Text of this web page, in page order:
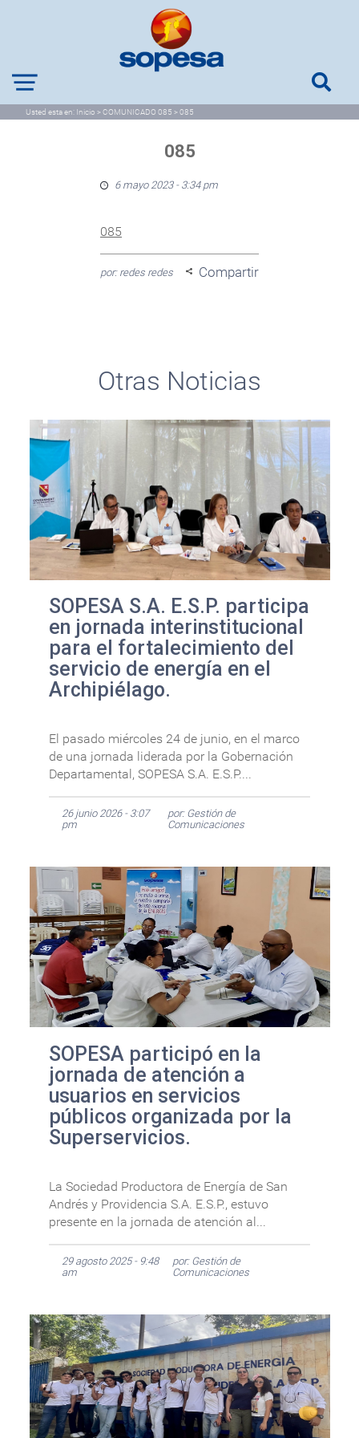
Usted esta en: Inicio > COMUNICADO 085 > 085
085
6 mayo 2023 - 3:34 pm
085
por: redes redes Compartir
Otras Noticias
SOPESA S.A. E.S.P. participa
en jornada interinstitucional
para el fortalecimiento del
servicio de energía en el
Archipiélago.
El pasado miércoles 24 de junio, en el marco
de una jornada liderada por la Gobernación
Departamental, SOPESA S.A. E.S.P....
26 junio 2026 - 3:07
pm
por: Gestión de
Comunicaciones
SOPESA participó en la
jornada de atención a
usuarios en servicios
públicos organizada por la
Superservicios.
La Sociedad Productora de Energía de San
Andrés y Providencia S.A. E.S.P., estuvo
presente en la jornada de atención al...
29 agosto 2025 - 9:48
am
por: Gestión de
Comunicaciones